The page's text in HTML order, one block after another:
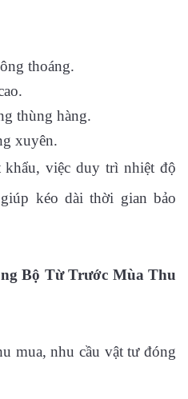
thoáng.
thùng hàng.
xuyên.
việc duy trì nhiệt độ
kéo dài thời gian bảo
Bộ Từ Trước Mùa Thu
mua, nhu cầu vật tư đóng